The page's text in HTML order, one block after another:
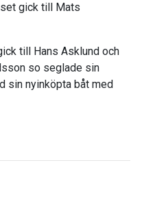
gick till Mats
till Hans Asklund och
so seglade sin
sin nyinköpta båt med